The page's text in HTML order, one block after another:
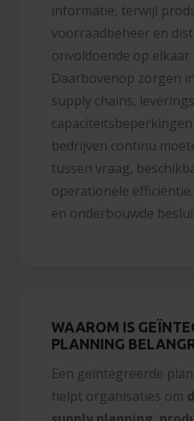
informatie, terwijl
voorraadbeheer en
onvoldoende op elkaar
Daarbovenop zorgen
supply chains,
bedrijven continu
tussen vraag,
operationele
en onderbouwde
WAAROM IS
PLANNING
Een geïntegreerde
helpt organisaties om